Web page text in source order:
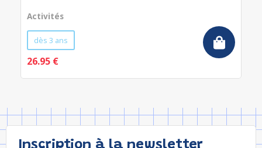
Activités
dès 3 ans
26.95 €
Inscription à la newsletter